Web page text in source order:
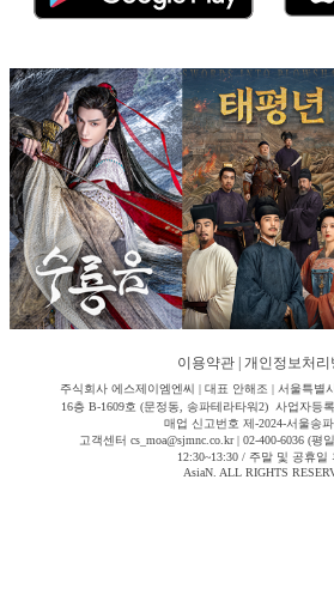
이용약관 개인정보처리
주식회사 에스제이엠엔씨 | 대표 안해조 | 서울특별
16층 B-1609호 (문정동, 송파테라타워2) 사업자등
매업 신고번호 제-2024-서울송파
고객센터 cs_moa@sjmnc.co.kr | 02-400-6036 (평
12:30~13:30 / 주말 및 공휴일
AsiaN. ALL RIGHTS